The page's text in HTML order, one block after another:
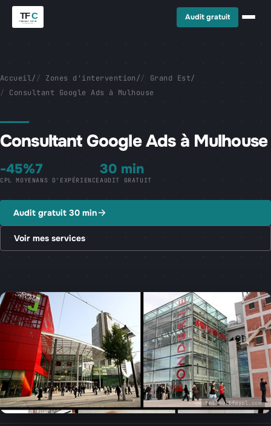
Audit gratuit
Accueil/ Zones d'intervention/ Grand Est/
Consultant Google Ads à Mulhouse
Consultant Google Ads à Mulhouse
-45%
CPL MOYEN
7
ANS D'EXPÉRIENCE
30 min
AUDIT GRATUIT
Audit gratuit 30 min
Voir mes services
thibaultfayol.com